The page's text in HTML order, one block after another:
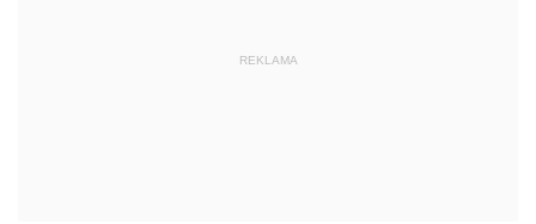
REKLAMA